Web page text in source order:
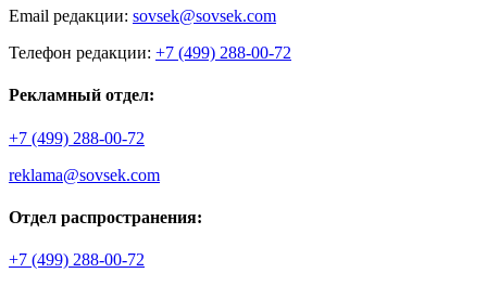
Email редакции: sovsek@sovsek.com
Телефон редакции: +7 (499) 288-00-72
Рекламный отдел:
+7 (499) 288-00-72
reklama@sovsek.com
Отдел распространения:
+7 (499) 288-00-72